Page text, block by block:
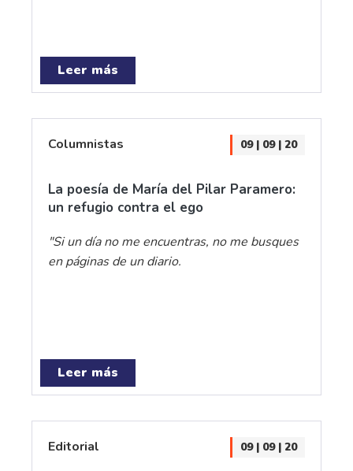
Leer más
Columnistas 09 | 09 | 20
La poesía de María del Pilar Paramero:
un refugio contra el ego
"Si un día no me encuentras, no me busques
en páginas de un diario.
Leer más
Editorial 09 | 09 | 20